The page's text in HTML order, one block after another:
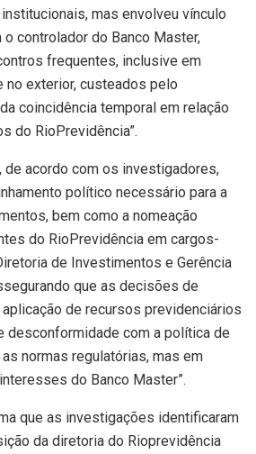
mas envolveu vínculo
controlador do Banco Master,
frequentes, inclusive em
no exterior, custeados pelo
coincidência temporal em relação
do RioPrevidência”.
de acordo com os investigadores,
político necessário para a
bem como a nomeação
do RioPrevidência em cargos-
de Investimentos e Gerência
que as decisões de
de recursos previdenciários
desconformidade com a política de
normas regulatórias, mas em
do Banco Master”.
que as investigações identificaram
da diretoria do Rioprevidência